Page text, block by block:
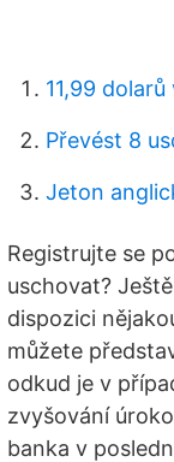
11,99
Převést 8
Jeton
Registrujte se
uschovat?
dispozici
můžete
odkud je v
zvyšování
banka v